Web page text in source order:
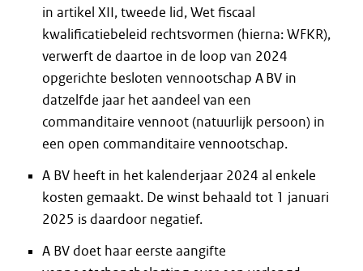
in artikel XII, tweede lid, Wet fiscaal
kwalificatiebeleid rechtsvormen (hierna: WFKR),
verwerft de daartoe in de loop van 2024
opgerichte besloten vennootschap A BV in
datzelfde jaar het aandeel van een
commanditaire vennoot (natuurlijk persoon) in
een open commanditaire vennootschap.
A BV heeft in het kalenderjaar 2024 al enkele
kosten gemaakt. De winst behaald tot 1 januari
2025 is daardoor negatief.
A BV doet haar eerste aangifte